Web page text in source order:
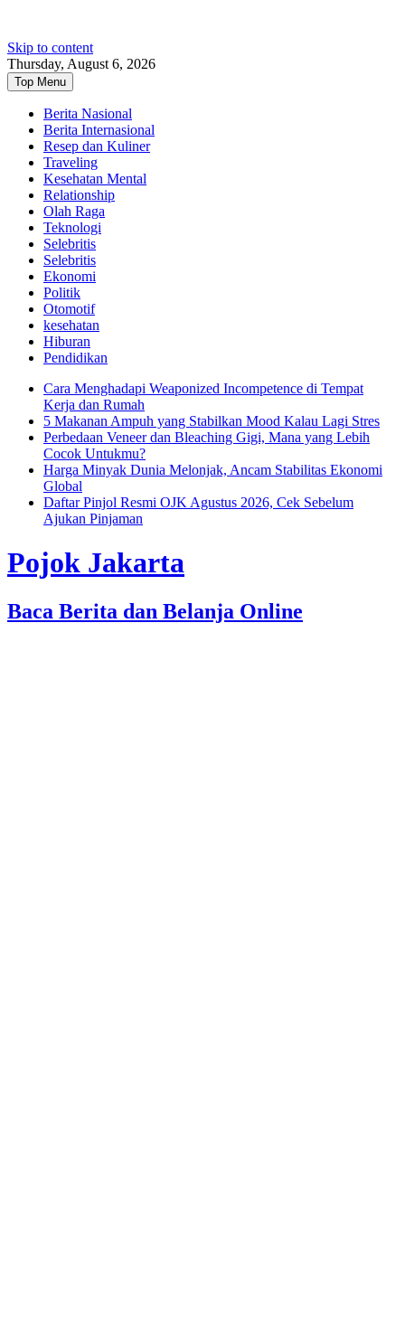
Skip to content
Thursday, August 6, 2026
Top Menu
Berita Nasional
Berita Internasional
Resep dan Kuliner
Traveling
Kesehatan Mental
Relationship
Olah Raga
Teknologi
Selebritis
Selebritis
Ekonomi
Politik
Otomotif
kesehatan
Hiburan
Pendidikan
Cara Menghadapi Weaponized Incompetence di Tempat
Kerja dan Rumah
5 Makanan Ampuh yang Stabilkan Mood Kalau Lagi Stres
Perbedaan Veneer dan Bleaching Gigi, Mana yang Lebih
Cocok Untukmu?
Harga Minyak Dunia Melonjak, Ancam Stabilitas Ekonomi
Global
Daftar Pinjol Resmi OJK Agustus 2026, Cek Sebelum
Ajukan Pinjaman
Pojok Jakarta
Baca Berita dan Belanja Online